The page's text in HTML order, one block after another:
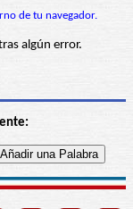
de tu navegador.
algún error.